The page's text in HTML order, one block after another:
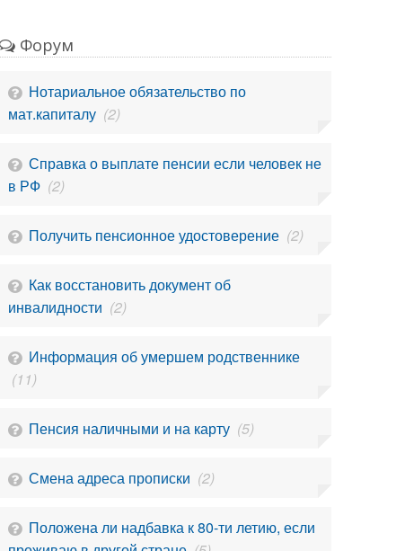
Форум
Нотариальное обязательство по
мат.капиталу (2)
Справка о выплате пенсии если человек не
в РФ (2)
Получить пенсионное удостоверение (2)
Как восстановить документ об
инвалидности (2)
Информация об умершем родственнике
(11)
Пенсия наличными и на карту (5)
Смена адреса прописки (2)
Положена ли надбавка к 80-ти летию, если